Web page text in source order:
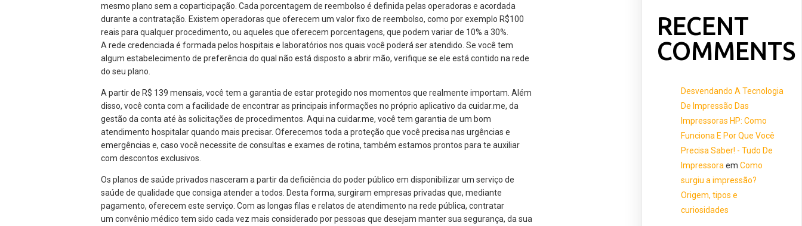
mesmo plano sem a coparticipação. Cada porcentagem de reembolso é definida pelas operadoras e acordada
durante a contratação. Existem operadoras que oferecem um valor fixo de reembolso, como por exemplo R$100
reais para qualquer procedimento, ou aqueles que oferecem porcentagens, que podem variar de 10% a 30%.
A rede credenciada é formada pelos hospitais e laboratórios nos quais você poderá ser atendido. Se você tem
algum estabelecimento de preferência do qual não está disposto a abrir mão, verifique se ele está contido na rede
do seu plano.
A partir de R$ 139 mensais, você tem a garantia de estar protegido nos momentos que realmente importam. Além
disso, você conta com a facilidade de encontrar as principais informações no próprio aplicativo da cuidar.me, da
gestão da conta até às solicitações de procedimentos. Aqui na cuidar.me, você tem garantia de um bom
atendimento hospitalar quando mais precisar. Oferecemos toda a proteção que você precisa nas urgências e
emergências e, caso você necessite de consultas e exames de rotina, também estamos prontos para te auxiliar
com descontos exclusivos.
Os planos de saúde privados nasceram a partir da deficiência do poder público em disponibilizar um serviço de
saúde de qualidade que consiga atender a todos. Desta forma, surgiram empresas privadas que, mediante
pagamento, oferecem este serviço. Com as longas filas e relatos de atendimento na rede pública, contratar
um convênio médico tem sido cada vez mais considerado por pessoas que desejam manter sua segurança, da sua
RECENT
COMMENTS
Desvendando A Tecnologia
De Impressão Das
Impressoras HP: Como
Funciona E Por Que Você
Precisa Saber! - Tudo De
ImpressoraemComo
surgiu a impressão?
Origem, tipos e
curiosidades